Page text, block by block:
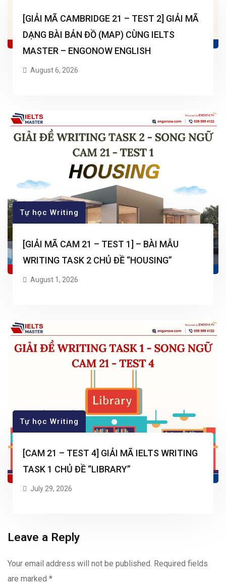
[GIẢI MÃ CAMBRIDGE 21 – TEST 2] GIẢI MÃ
DẠNG BÀI BẢN ĐỒ (MAP) CÙNG IELTS
MASTER – ENGONOW ENGLISH
August 6, 2026
Tự học Writing
[GIẢI MÃ CAM 21 – TEST 1] – BÀI MẪU
WRITING TASK 2 CHỦ ĐỀ “HOUSING”
August 1, 2026
Tự học Writing
[CAM 21 – TEST 4] GIẢI MÃ IELTS WRITING
TASK 1 CHỦ ĐỀ “LIBRARY”
July 29, 2026
Leave a Reply
Your email address will not be published. Required fields
are marked *